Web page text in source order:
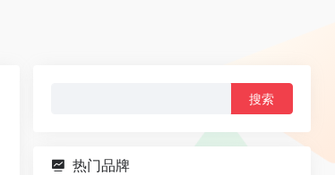
热门品牌